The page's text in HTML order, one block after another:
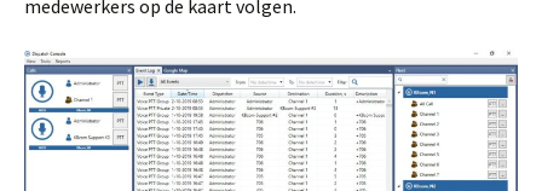
medewerkers op de kaart volgen.